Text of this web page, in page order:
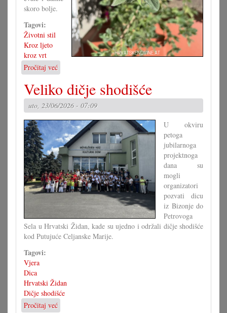
skoro bolje.
Tagovi:
Životni stil
Kroz ljeto
kroz vrt
Pročitaj već
Rože
i
druge
kraljice
vrta
Veliko dičje shodišće
uto, 23/06/2026 - 07:09
U okviru
petoga
jubilarnoga
projektnoga
dana su
mogli
organizatori
pozvati dicu
iz Bizonje do
Petrovoga
Sela u Hrvatski Židan, kade su ujedno i održali dičje shodišće
kod Putujuće Celjanske Marije.
Tagovi:
Vjera
Dica
Hrvatski Židan
Dičje shodišće
Pročitaj već